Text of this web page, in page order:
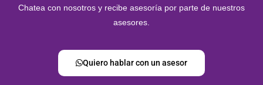
Chatea con nosotros y recibe asesoría por parte de nuestros
asesores.
Quiero hablar con un asesor